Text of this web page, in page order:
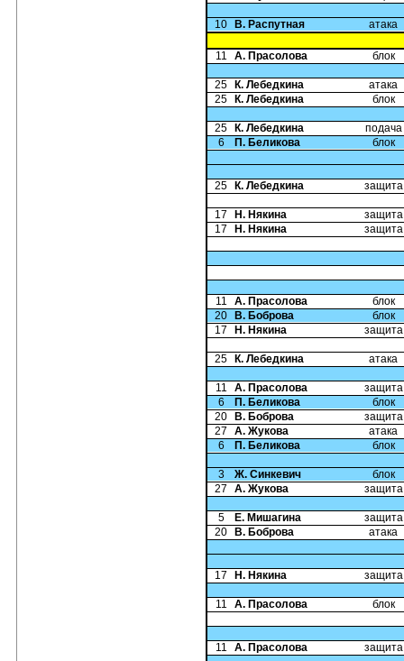
10 В. Распутная атака
11 А. Прасолова блок
25 К. Лебедкина
атака
25
К. Лебедкина блок
25 К. Лебедкина
подача
6
П. Беликова блок
25 К. Лебедкина защита
17 Н. Някина
защита
17
Н. Някина защита
11 А. Прасолова
блок
20
В. Боброва
блок
17
Н. Някина защита
25 К. Лебедкина атака
11 А. Прасолова
защита
6
П. Беликова
блок
20
В. Боброва
защита
27
А. Жукова
атака
6
П. Беликова блок
3 Ж. Синкевич
блок
27
А. Жукова защита
5 Е. Мишагина
защита
20
В. Боброва атака
17 Н. Някина защита
11 А. Прасолова блок
11 А. Прасолова защита